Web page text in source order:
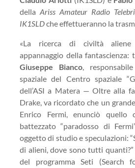
della Ariss Amateur Radio
IK1SLDche effettueranno la
«La ricerca di civiltà
appannaggio della fantascienza:
Giuseppe Bianco,
spaziale del Centro spaziale
dell’ASI a Matera — Oltre alla
Drake, va ricordato che un
Enrico Fermi, enunciò quello
battezzato “paradosso di
oggetto di studio e speculazioni:
di alieni, dove sono tutti quanti?”
del programma Seti (Search